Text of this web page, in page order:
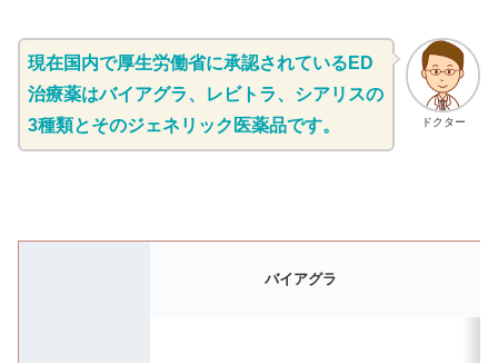
ドクター
現在国内で厚生労働省に承認されているED
治療薬はバイアグラ、レビトラ、シアリスの
3種類とそのジェネリック医薬品です。
バイアグラ